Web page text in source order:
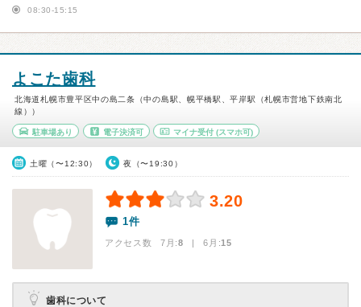
08:30-15:15
よこた歯科
北海道札幌市豊平区中の島二条（中の島駅、幌平橋駅、平岸駅（札幌市営地下鉄南北
線））
駐車場あり 電子決済可 マイナ受付 (スマホ可)
土曜（〜12:30） 夜（〜19:30）
3.20
1件
アクセス数 7月:8 | 6月:15
歯科について